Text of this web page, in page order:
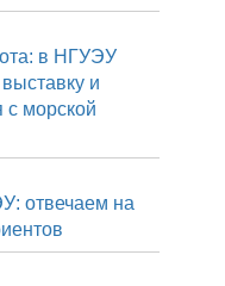
в НГУЭУ
и
с морской
отвечаем на